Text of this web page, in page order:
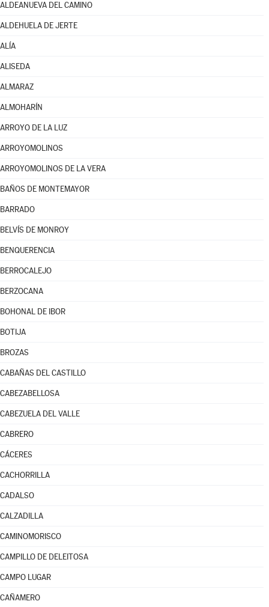
ALDEANUEVA DEL CAMINO
ALDEHUELA DE JERTE
ALÍA
ALISEDA
ALMARAZ
ALMOHARÍN
ARROYO DE LA LUZ
ARROYOMOLINOS
ARROYOMOLINOS DE LA VERA
BAÑOS DE MONTEMAYOR
BARRADO
BELVÍS DE MONROY
BENQUERENCIA
BERROCALEJO
BERZOCANA
BOHONAL DE IBOR
BOTIJA
BROZAS
CABAÑAS DEL CASTILLO
CABEZABELLOSA
CABEZUELA DEL VALLE
CABRERO
CÁCERES
CACHORRILLA
CADALSO
CALZADILLA
CAMINOMORISCO
CAMPILLO DE DELEITOSA
CAMPO LUGAR
CAÑAMERO